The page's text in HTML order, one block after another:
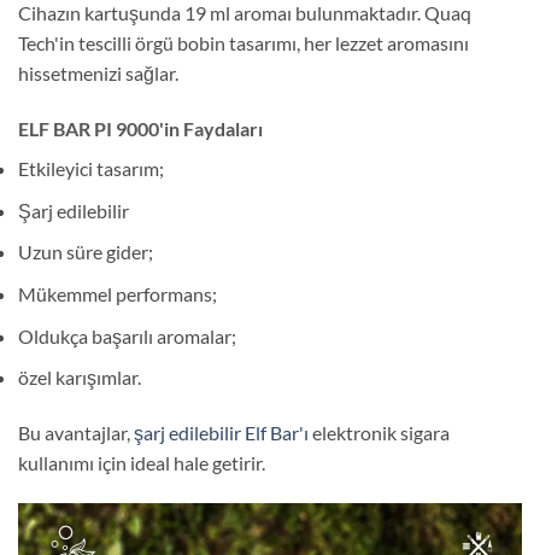
Cihazın kartuşunda 19 ml aromaı bulunmaktadır. Quaq
Tech'in tescilli örgü bobin tasarımı, her lezzet aromasını
hissetmenizi sağlar.
ELF BAR PI 9000'in Faydaları
Etkileyici tasarım;
Şarj edilebilir
Uzun süre gider;
Mükemmel performans;
Oldukça başarılı aromalar;
özel karışımlar.
Bu avantajlar,şarj edilebilir Elf Bar'ı elektronik sigara
kullanımı için ideal hale getirir.